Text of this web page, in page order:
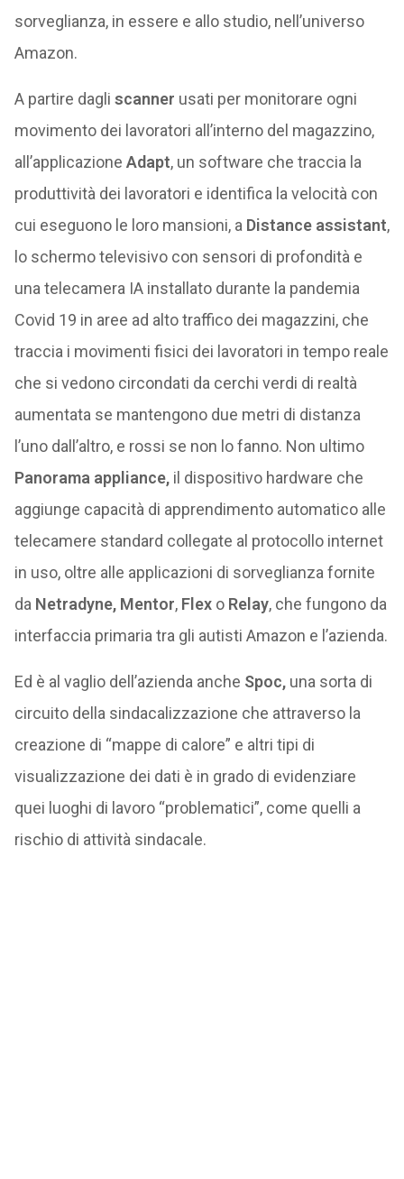
sorveglianza, in essere e allo studio, nell’universo
Amazon.
A partire dagli scanner usati per monitorare ogni
movimento dei lavoratori all’interno del magazzino,
all’applicazione Adapt, un software che traccia la
produttività dei lavoratori e identifica la velocità con
cui eseguono le loro mansioni, a Distance assistant,
lo schermo televisivo con sensori di profondità e
una telecamera IA installato durante la pandemia
Covid 19 in aree ad alto traffico dei magazzini, che
traccia i movimenti fisici dei lavoratori in tempo reale
che si vedono circondati da cerchi verdi di realtà
aumentata se mantengono due metri di distanza
l’uno dall’altro, e rossi se non lo fanno. Non ultimo
Panorama appliance, il dispositivo hardware che
aggiunge capacità di apprendimento automatico alle
telecamere standard collegate al protocollo internet
in uso, oltre alle applicazioni di sorveglianza fornite
da Netradyne, Mentor, Flexo Relay, che fungono da
interfaccia primaria tra gli autisti Amazon e l’azienda.
Ed è al vaglio dell’azienda anche Spoc, una sorta di
circuito della sindacalizzazione che attraverso la
creazione di “mappe di calore” e altri tipi di
visualizzazione dei dati è in grado di evidenziare
quei luoghi di lavoro “problematici”, come quelli a
rischio di attività sindacale.